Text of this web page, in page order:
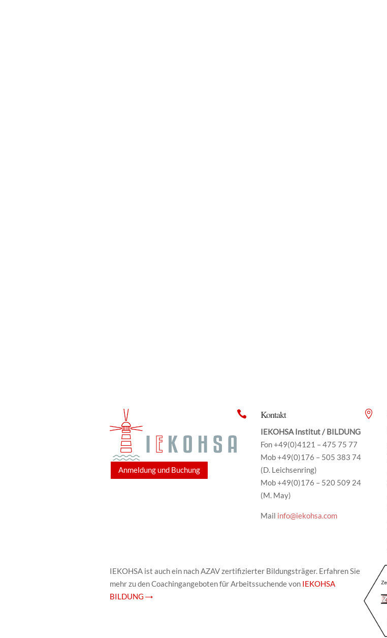
Anmeldung und Buchung
 Kontakt
IEKOHSA Institut / BILDUNG
Fon +49(0)4121 – 475 75 77
Mob +49(0)176 – 505 383 74
(D. Leichsenring)
Mob +49(0)176 – 520 509 24
(M. May)
Mail info@iekohsa.com

IEKOHSA ist auch ein nach AZAV zertifizierter Bildungsträger. Erfahren Sie
mehr zu den Coachingangeboten für Arbeitssuchende von IEKOHSA
BILDUNG →